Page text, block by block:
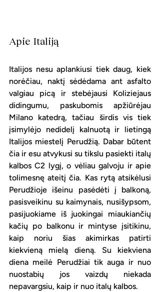
Apie Italiją
Italijos nesu aplankiusi tiek daug, kiek
norėčiau, naktį sėdėdama ant asfalto
valgiau picą ir stebėjausi Koliziejaus
didingumu, paskubomis apžiūrėjau
Milano katedrą, tačiau širdis vis tiek
įsimylėjo nedidelį kalnuotą ir lietingą
Italijos miestelį Perudžią. Dabar būtent
čia ir esu atvykusi su tikslu pasiekti italų
kalbos C2 lygį, o vėliau galvoju ir apie
tolimesnę ateitį čia. Kas rytą atsikėlusi
Perudžioje išeinu pasėdėti į balkoną,
pasisveikinu su kaimynais, nusišypsom,
pasijuokiame iš juokingai miaukiančių
kačių po balkonu ir mintyse įsitikinu,
kaip noriu šias akimirkas patirti
kiekvieną mielą dieną. Su kiekviena
diena meilė Perudžiai tik auga ir nuo
nuostabių jos vaizdų niekada
nepavargsiu, kaip ir nuo italų kalbos.